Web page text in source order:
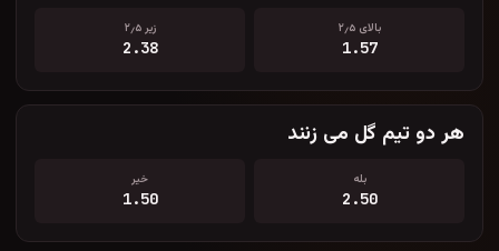
بالای ۲٫۵
1.57
زیر ۲٫۵
2.38
هر دو تیم گل می زنند
بله
2.50
خیر
1.50